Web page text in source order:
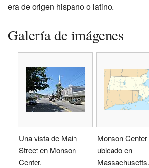
era de origen hispano o latino.
Galería de imágenes
Una vista de Main
Street en Monson
Center.
Monson Center
ubicado en
Massachusetts.